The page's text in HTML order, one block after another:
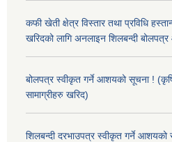
कफी खेती क्षेत्र विस्तार तथा प्रविधि
खरिदको लागि अनलाइन शिलबन्दी
बोलपत्र स्वीकृत गर्ने आशयको सूचना !
सामाग्रीहरु खरिद)
शिलबन्दी दरभाउपत्र स्वीकृत गर्ने